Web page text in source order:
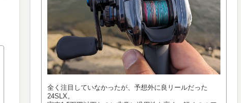
全く注目していなかったが、予想外に良リールだった
24SLX。